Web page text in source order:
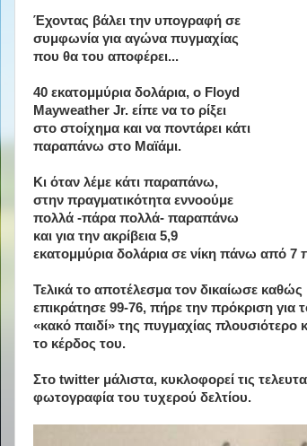
Έχοντας βάλει την υπογραφή σε
συμφωνία για αγώνα πυγμαχίας
που θα του αποφέρει...
40 εκατομμύρια δολάρια, ο Floyd
Mayweather Jr. είπε να το ρίξει
στο στοίχημα και να ποντάρει κάτι
παραπάνω στο Μαϊάμι.
Κι όταν λέμε κάτι παραπάνω,
στην πραγματικότητα εννοούμε
πολλά -πάρα πολλά- παραπάνω
και για την ακρίβεια 5,9
εκατομμύρια δολάρια σε νίκη πάνω από 7
Τελικά το αποτέλεσμα τον δικαίωσε καθώς
επικράτησε 99-76, πήρε την πρόκριση για
«κακό παιδί» της πυγμαχίας
το κέρδος του.
Στο twitter μάλιστα, κυκλοφορεί τις
φωτογραφία του τυχερού δελτίου.